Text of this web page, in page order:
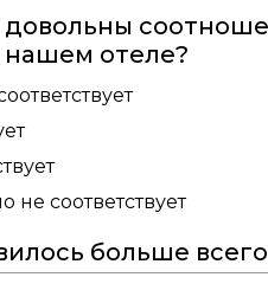
довольны
нашем отеле?
не соответствует
больше всего